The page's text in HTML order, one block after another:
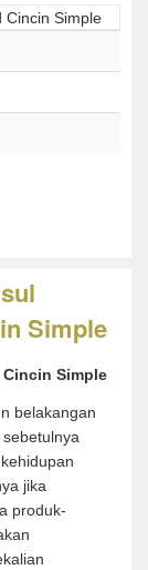
Simple
Simple
belakangan
jika
produk-